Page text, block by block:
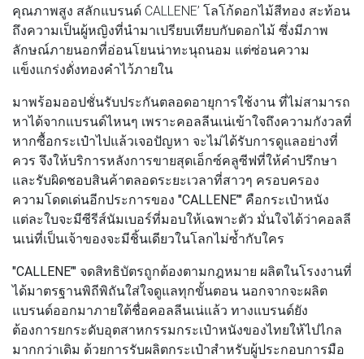
คุณภาพสูง สลักแบรนด์ CALLENE’ โลโก้ดอกไม้สีทอง สะท้อน
ถึงความเป็นผู้หญิงที่นำมาเปรียบเทียบกับดอกไม้ ซึ่งมีภาพ
ลักษณ์ภายนอกที่อ่อนโยนน่าทะนุถนอม แต่ซ่อนความ
แข็งแกร่งดั่งทองคำไว้ภายใน
มาพร้อมออปชั่นรับประกันตลอดอายุการใช้งาน ที่ไม่สามารถ
หาได้จากแบรนด์ไหนๆ เพราะคอลลีนเน่เข้าใจถึงความกังวลที่
หากซื้อกระเป๋าไปแล้วเจอปัญหา จะไม่ได้รับการดูแลอย่างที่
ควร จึงให้บริการหลังการขายสุดเอ็กซ์คลูซีฟที่ให้คำปรึกษา
และรับผิดชอบสินค้าตลอดระยะเวลาที่สาวๆ ครอบครอง
ความโดดเด่นอีกประการของ "CALLENE’" คือกระเป๋าหนัง
แต่ละใบจะมีซีรีส์นัมเบอร์ที่มอบให้เฉพาะตัว มั่นใจได้ว่าคอลลี
นเน่ที่เป็นเจ้าของจะมีชิ้นเดียวในโลกไม่ซ้ำกับใคร
"CALLENE’" จดสิทธิบัตรถูกต้องตามกฎหมาย ผลิตในโรงงานที่
ได้มาตรฐานพิถีพิถันใส่ใจดูแลทุกขั้นตอน นอกจากจะผลิต
แบรนด์ออกมาภายใต้ชื่อคอลลีนเน่แล้ว ทางแบรนด์ยัง
ต้องการยกระดับอุตสาหกรรมกระเป๋าหนังของไทยให้ไปไกล
มากกว่าเดิม ด้วยการรับผลิตกระเป๋าสำหรับผู้ประกอบการมือ